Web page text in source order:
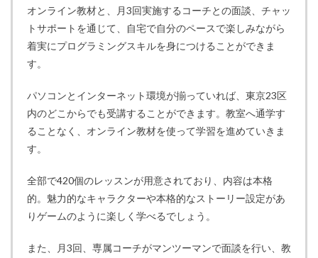
オンライン教材と、月3回実施するコーチとの面談、チャッ
トサポートを通じて、自宅で自分のペースで楽しみながら
着実にプログラミングスキルを身につけることができま
す。
パソコンとインターネット環境が揃っていれば、東京23区
内のどこからでも受講することができます。教室へ通学す
ることなく、オンライン教材を使って学習を進めていきま
す。
全部で420個のレッスンが用意されており、内容は本格
的。魅力的なキャラクターや本格的なストーリー設定があ
りゲームのように楽しく学べるでしょう。
また、月3回、専属コーチがマンツーマンで面談を行い、教